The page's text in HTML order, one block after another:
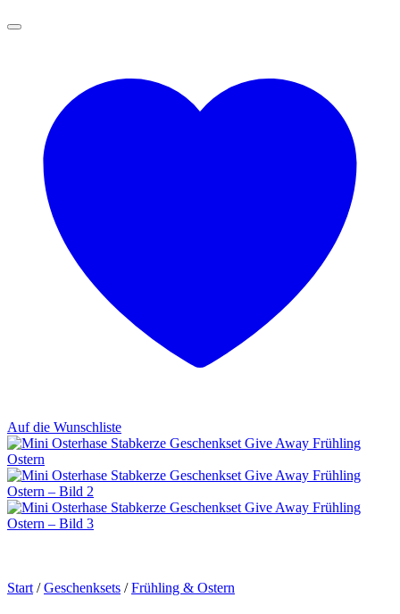
Auf die Wunschliste
Start / Geschenksets / Frühling & Ostern